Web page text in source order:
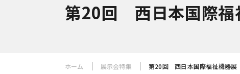
会社概要 ブリリアント
第20回 西日本国際福
ホーム 展示会特集 第20回 西日本国際福祉機器展